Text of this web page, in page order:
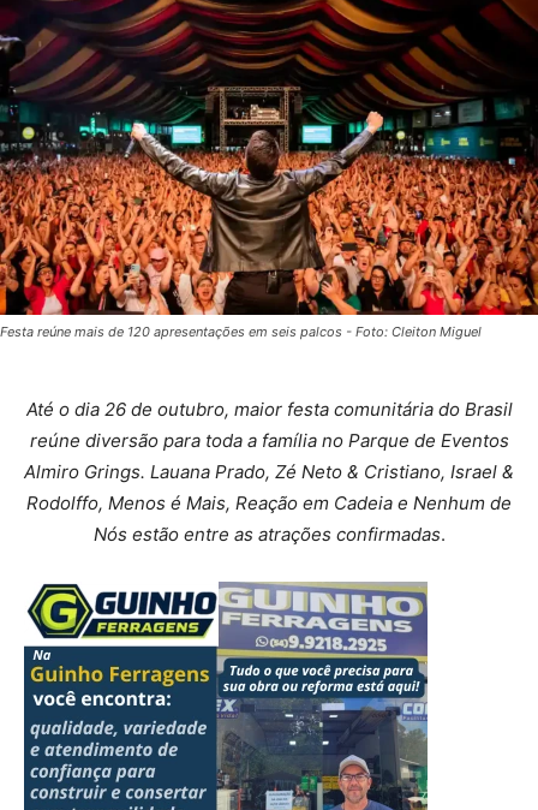
Festa reúne mais de 120 apresentações em seis palcos - Foto: Cleiton Miguel
Até o dia 26 de outubro, maior festa comunitária do Brasil
reúne diversão para toda a família no Parque de Eventos
Almiro Grings. Lauana Prado, Zé Neto & Cristiano, Israel &
Rodolffo, Menos é Mais, Reação em Cadeia e Nenhum de
Nós estão entre as atrações confirmadas.